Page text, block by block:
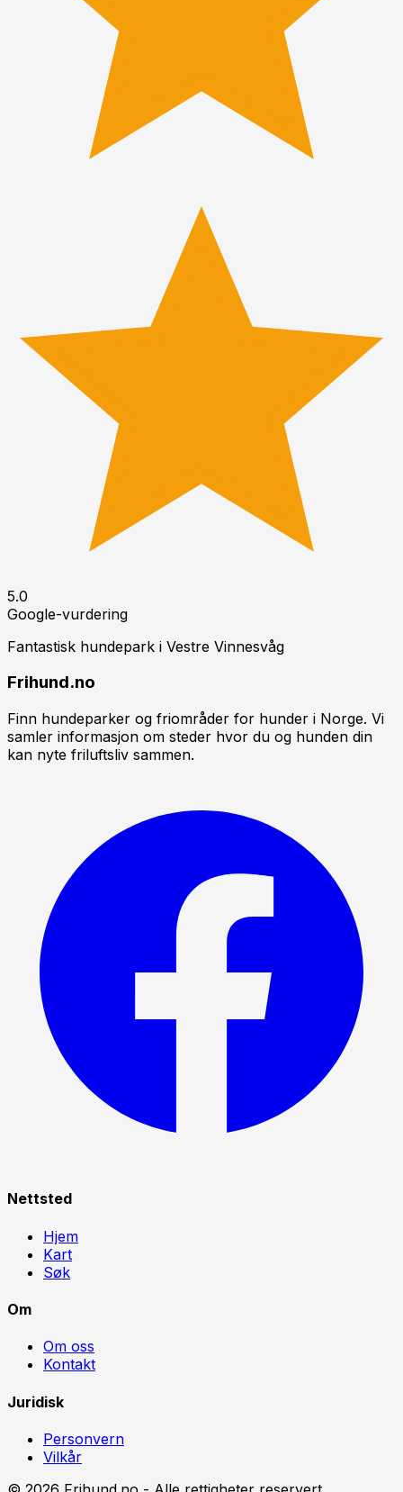
5.0
Google-vurdering
Fantastisk hundepark i Vestre Vinnesvåg
Frihund.no
Finn hundeparker og friområder for hunder i Norge. Vi
samler informasjon om steder hvor du og hunden din
kan nyte friluftsliv sammen.
Nettsted
Hjem
Kart
Søk
Om
Om oss
Kontakt
Juridisk
Personvern
Vilkår